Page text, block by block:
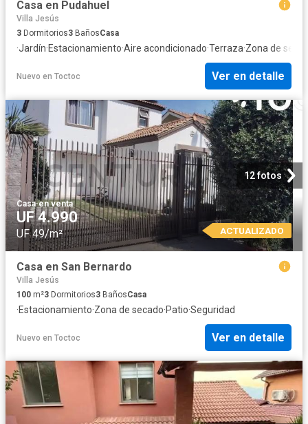
Casa en Pudahuel
Villa Jesús
3 Dormitorios3 BañosCasa
·Jardín·Estacionamiento·Aire acondicionado·Terraza·Zona de
Nuevo en Toctoc Ver en detalle
12 fotos
Casa·en venta
UF 4.990
UF 49/m² ACTUALIZADO
Casa en San Bernardo
Villa Jesús
100 m²3 Dormitorios3 BañosCasa
·Estacionamiento·Zona de secado·Patio·Seguridad
Nuevo en Toctoc Ver en detalle